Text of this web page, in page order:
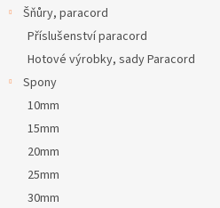
Šňůry, paracord
Příslušenství paracord
Hotové výrobky, sady Paracord
Spony
10mm
15mm
20mm
25mm
30mm